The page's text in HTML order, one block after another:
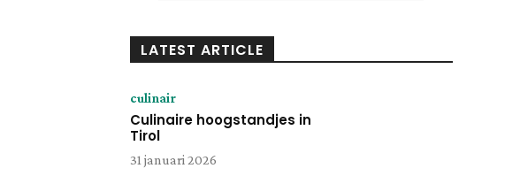
LATEST ARTICLE
culinair
Culinaire hoogstandjes in
Tirol
31 januari 2026